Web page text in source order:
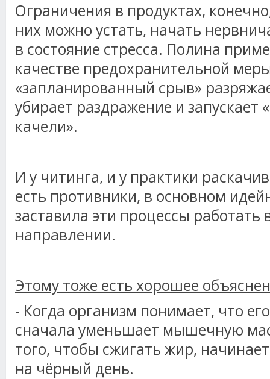
Ограничения в продуктах,
них можно устать, начать
в состояние стресса. Полина
качестве предохранительной
«запланированный срыв»
убирает раздражение и запускает
качели».
И у читинга, и у практики
есть противники, в основном
заставила эти процессы работать
направлении.
Этому тоже есть хорошее
- Когда организм понимает, что
сначала уменьшает мышечную
того, чтобы сжигать жир,
на чёрный день.